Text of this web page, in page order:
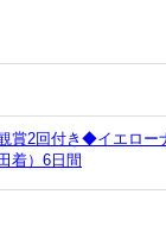
賞2回付き◆イエロ
着）6日間